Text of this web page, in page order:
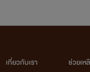
เกี่ยวกับเรา
ช่วยเห